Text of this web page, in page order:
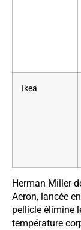
Ikea
Herman Miller
Aeron, lancée
pellicle élimine
température